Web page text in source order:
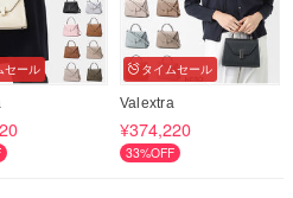
セール タイムセール
Valextra
¥374,220
33%OFF